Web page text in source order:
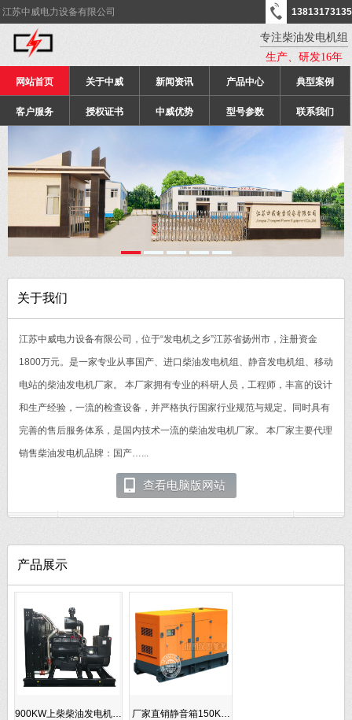
江苏中威电力设备有限公司 13813173135
专注柴油发电机组
生产、研发16年
网站首页 关于中威 新闻资讯 产品中心 典型案例
客户服务 授权证书 中威优势 型号参数 联系我们
关于我们
江苏中威电力设备有限公司，位于“发电机之乡”江苏省扬州市，注册资金
1800万元。是一家专业从事国产、进口柴油发电机组、静音发电机组、移动
电站的柴油发电机厂家。 本厂家拥有专业的科研人员，工程师，丰富的设计
和生产经验，一流的检查设备，并严格执行国家行业规范与规定。同时具有
完善的售后服务体系，是国内技术一流的柴油发电机厂家。 本厂家主要代理
销售柴油发电机品牌：国产…...
查看电脑版网站
产品展示
900KW上柴柴油发电机… 厂家直销静音箱150K…